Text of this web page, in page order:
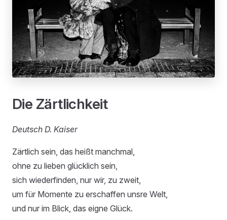
Die Zärtlichkeit
Deutsch D. Kaiser
Zärtlich sein, das heißt manchmal,
ohne zu lieben glücklich sein,
sich wiederfinden, nur wir, zu zweit,
um für Momente zu erschaffen unsre Welt,
und nur im Blick, das eigne Glück.